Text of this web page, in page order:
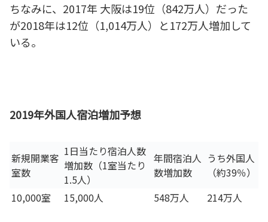
ちなみに、2017年 大阪は19位（842万人）だった
が2018年は12位（1,014万人）と172万人増加して
いる。
2019年外国人宿泊増加予想
新規開業客
室数
1日当たり宿泊人数
増加数（1室当たり
1.5人）
年間宿泊人
数増加数
うち外国人
（約39％）
10,000室
15,000人 548万人 214万人